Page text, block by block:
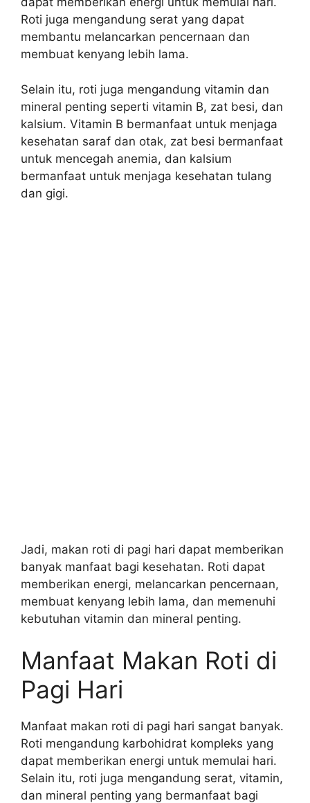
Roti juga mengandung serat yang dapat
membantu melancarkan pencernaan dan
membuat kenyang lebih lama.
Selain itu, roti juga mengandung vitamin dan
mineral penting seperti vitamin B, zat besi, dan
kalsium. Vitamin B bermanfaat untuk menjaga
kesehatan saraf dan otak, zat besi bermanfaat
untuk mencegah anemia, dan kalsium
bermanfaat untuk menjaga kesehatan tulang
dan gigi.
Jadi, makan roti di pagi hari dapat memberikan
banyak manfaat bagi kesehatan. Roti dapat
memberikan energi, melancarkan pencernaan,
membuat kenyang lebih lama, dan memenuhi
kebutuhan vitamin dan mineral penting.
Manfaat Makan Roti di
Pagi Hari
Manfaat makan roti di pagi hari sangat banyak.
Roti mengandung karbohidrat kompleks yang
dapat memberikan energi untuk memulai hari.
Selain itu, roti juga mengandung serat, vitamin,
dan mineral penting yang bermanfaat bagi